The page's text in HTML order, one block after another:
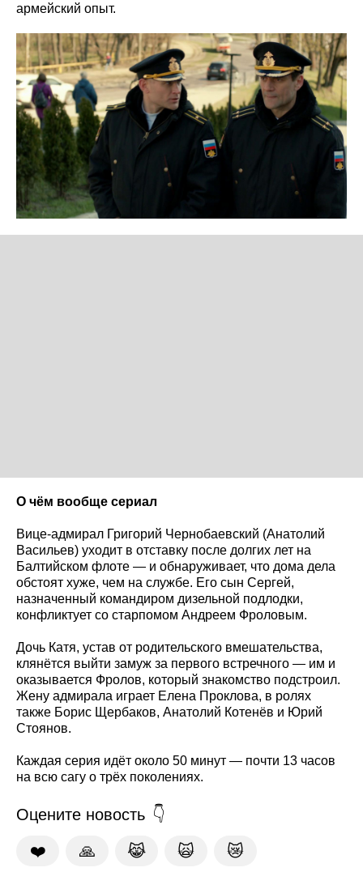
армейский опыт.
О чём вообще сериал
Вице-адмирал Григорий Чернобаевский (Анатолий
Васильев) уходит в отставку после долгих лет на
Балтийском флоте — и обнаруживает, что дома дела
обстоят хуже, чем на службе. Его сын Сергей,
назначенный командиром дизельной подлодки,
конфликтует со старпомом Андреем Фроловым.
Дочь Катя, устав от родительского вмешательства,
клянётся выйти замуж за первого встречного — им и
оказывается Фролов, который знакомство подстроил.
Жену адмирала играет Елена Проклова, в ролях
также Борис Щербаков, Анатолий Котенёв и Юрий
Стоянов.
Каждая серия идёт около 50 минут — почти 13 часов
на всю сагу о трёх поколениях.
Оцените новость
❤️ 🙏 😹 🙀 😿